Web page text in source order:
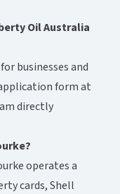
Oil Australia
businesses and
form at
directly
operates a
cards, Shell